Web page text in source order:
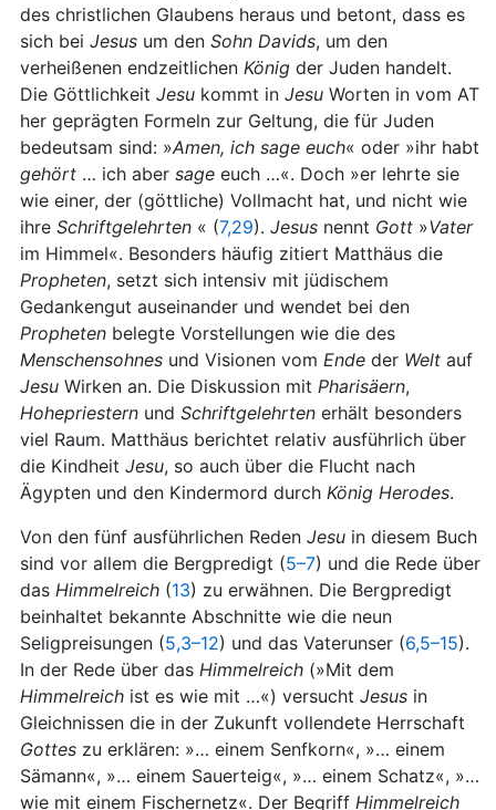
des christlichen Glaubens heraus und betont, dass es
sich bei Jesus um den Sohn Davids, um den
verheißenen endzeitlichen König der Juden handelt.
Die Göttlichkeit Jesu kommt in Jesu Worten in vom AT
her geprägten Formeln zur Geltung, die für Juden
bedeutsam sind: »Amen, ich sage euch« oder »ihr habt
gehört … ich aber sage euch …«. Doch »er lehrte sie
wie einer, der (göttliche) Vollmacht hat, und nicht wie
ihre Schriftgelehrten « (7,29). Jesus nennt Gott »Vater
im Himmel«. Besonders häufig zitiert Matthäus die
Propheten, setzt sich intensiv mit jüdischem
Gedankengut auseinander und wendet bei den
Propheten belegte Vorstellungen wie die des
Menschensohnes und Visionen vom Ende der Welt auf
Jesu Wirken an. Die Diskussion mit Pharisäern,
Hohepriestern und Schriftgelehrten erhält besonders
viel Raum. Matthäus berichtet relativ ausführlich über
die Kindheit Jesu, so auch über die Flucht nach
Ägypten und den Kindermord durch König Herodes.
Von den fünf ausführlichen Reden Jesu in diesem Buch
sind vor allem die Bergpredigt (5–7) und die Rede über
das Himmelreich (13) zu erwähnen. Die Bergpredigt
beinhaltet bekannte Abschnitte wie die neun
Seligpreisungen (5,3–12) und das Vaterunser (6,5–15).
In der Rede über das Himmelreich (»Mit dem
Himmelreich ist es wie mit …«) versucht Jesus in
Gleichnissen die in der Zukunft vollendete Herrschaft
Gottes zu erklären: »… einem Senfkorn«, »… einem
Sämann«, »… einem Sauerteig«, »… einem Schatz«, »…
wie mit einem Fischernetz«. Der Begriff Himmelreich